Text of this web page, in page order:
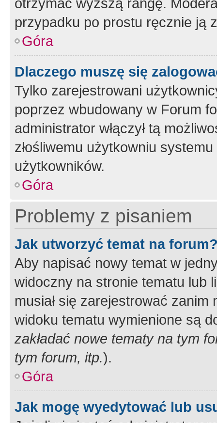
przypadku po prostu ręcznie ją
Góra
Dlaczego muszę się
Tylko zarejestrowani
poprzez wbudowany w Forum
administrator włączył tą
złośliwemu użytkowniu
użytkowników.
Góra
Problemy z pisaniem
Jak utworzyć temat na
Aby napisać nowy temat w
widoczny na stronie tematu lub
musiał się zarejestrować
widoku tematu wymienione są
zakładać nowe tematy na tym
tym forum, itp.).
Góra
Jak mogę wyedytować lub